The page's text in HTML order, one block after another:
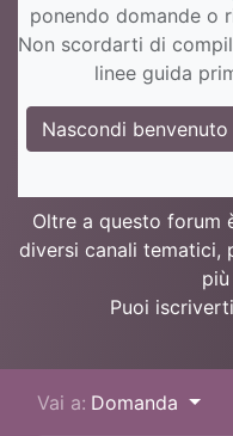
ponendo domande o
Non scordarti di
linee guida
Nascondi benvenuto
Oltre a questo forum
diversi canali tematici,
Puoi
Vai a: Domanda